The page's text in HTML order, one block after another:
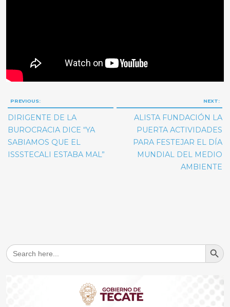
Navegación
de
entradas
PREVIOUS:
DIRIGENTE DE LA
BUROCRACIA DICE “YA
SABIAMOS QUE EL
ISSSTECALI ESTABA MAL”
NEXT:
ALISTA FUNDACIÓN LA
PUERTA ACTIVIDADES
PARA FESTEJAR EL DÍA
MUNDIAL DEL MEDIO
AMBIENTE
Search
for:
Search